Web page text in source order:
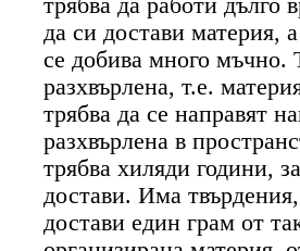
трябва да работи дълго
да си достави материя,
се добива много мъчно.
разхвърлена, т.е.
трябва да се направят
разхвърлена в
трябва хиляди години,
достави. Има
достави един грам от